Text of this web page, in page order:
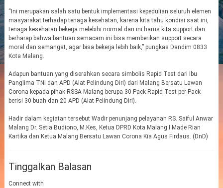
“Ini merupakan salah satu bentuk implementasi kepedulian seluruh elemen
masyarakat terhadap tenaga kesehatan, karena kita tahu kondisi saat ini,
tenaga kesehatan bekerja melebihi normal dan ini harus kita support dan
berharap bahwa bantuan semacam ini bisa memberikan support secara
moral dan semangat, agar bisa bekerja lebih baik,” pungkas Dandim 0833
Kota Malang.
Adapun bantuan yang diserahkan secara simbolis Rapid Test dari Ibu
Panglima TNI dan APD (Alat Pelindung Diri) dari Malang Bersatu Lawan
Corona kepada pihak RSSA Malang berupa 30 Pack Rapid Test per Pack
berisi 30 buah dan 20 APD (Alat Pelindung Diri).
Hadir dalam kegiatan tersebut Wadir penunjang pelayanan RS. Saiful Anwar
Malang Dr. Setia Budiono, M.Kes, Ketua DPRD Kota Malang I Made Rian
Kartika dan Ketua Malang Bersatu Lawan Corona Kia Agus Firdaus. (DnD)
Tinggalkan Balasan
Connect with